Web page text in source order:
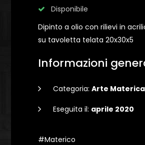
Disponibile
Dipinto a olio con rilievi in
su tavoletta telata 20x30x5
Informazioni
Categoria: Arte Materica
Eseguita il: aprile 2020
#Materico